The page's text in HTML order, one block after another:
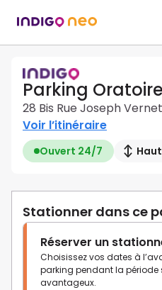
Parking Oratoire
28 Bis Rue Joseph
Voir l’itinéraire
Ouvert 24/7
Stationner dans ce
Réserver un
Choisissez vos dates à
parking pendant la période
avantageux.